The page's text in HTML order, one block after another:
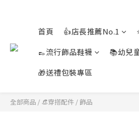
首頁 👍店長推薦No.1
👞流行飾品鞋襪
📚幼兒
🎁送禮包裝專區
全部商品 / 👒穿搭配件 / 飾品